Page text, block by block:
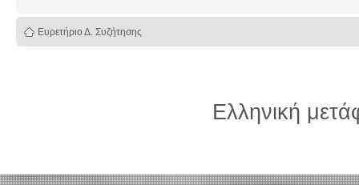
Ευρετήριο Δ. Συζήτησης
Ελληνική